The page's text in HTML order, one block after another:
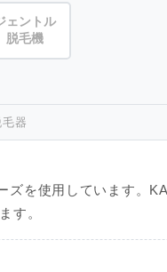
ェントル
脱毛機
毛器
を使用しています。
す。